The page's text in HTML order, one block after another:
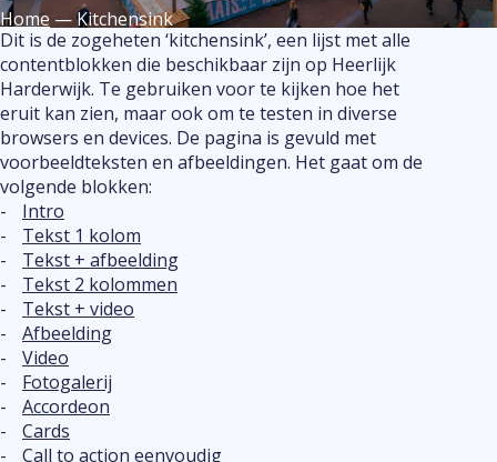
Verhalen van de
stad
Hardewijkers
vertellen
Plaats
Home —Kitchensink
Dit is de zogeheten ‘kitchensink’, een lijst met alle
contentblokken die beschikbaar zijn op Heerlijk
Harderwijk. Te gebruiken voor te kijken hoe het
eruit kan zien, maar ook om te testen in diverse
browsers en devices. De pagina is gevuld met
voorbeeldteksten en afbeeldingen. Het gaat om de
volgende blokken:
Intro
Tekst 1 kolom
Tekst + afbeelding
Tekst 2 kolommen
Tekst + video
Afbeelding
Video
Fotogalerij
Accordeon
Cards
Call to action eenvoudig